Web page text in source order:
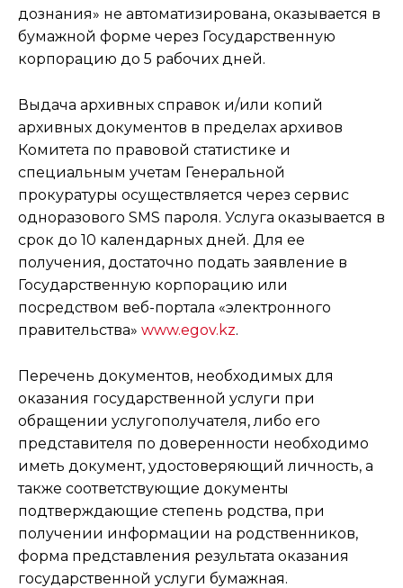
дознания» не автоматизирована, оказывается в
бумажной форме через Государственную
корпорацию до 5 рабочих дней.
Выдача архивных справок и/или копий
архивных документов в пределах архивов
Комитета по правовой статистике и
специальным учетам Генеральной
прокуратуры осуществляется через сервис
одноразового SMS пароля. Услуга оказывается в
срок до 10 календарных дней. Для ее
получения, достаточно подать заявление в
Государственную корпорацию или
посредством веб-портала «электронного
правительства» www.egov.kz.
Перечень документов, необходимых для
оказания государственной услуги при
обращении услугополучателя, либо его
представителя по доверенности необходимо
иметь документ, удостоверяющий личность, а
также соответствующие документы
подтверждающие степень родства, при
получении информации на родственников,
форма представления результата оказания
государственной услуги бумажная.